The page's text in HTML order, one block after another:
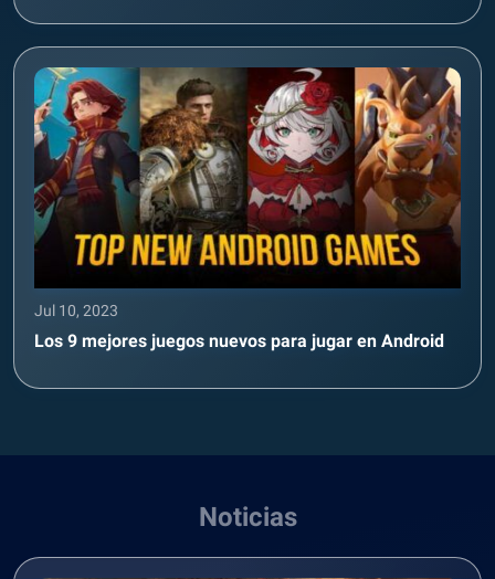
Jul 10, 2023
Los 9 mejores juegos nuevos para jugar en Android
Noticias